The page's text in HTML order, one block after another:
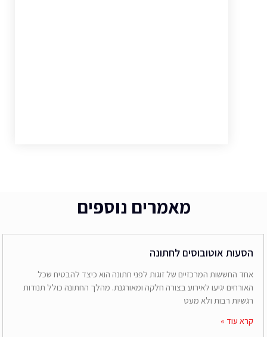
מאמרים נוספים
הסעות אוטובוסים לחתונה
אחד החששות המרכזיים של זוגות לפני חתונה הוא כיצד להבטיח שכל
האורחים יגיעו לאירוע בצורה חלקה ומאורגנת. מהלך החתונה כולל תנודות
רגשיות רבות ולא מעט
קרא עוד »